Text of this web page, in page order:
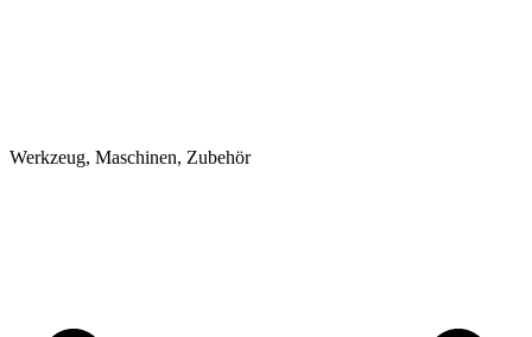
Werkzeug, Maschinen, Zubehör